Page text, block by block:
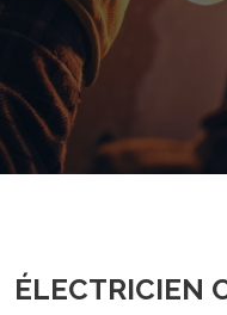
ÉLECTRICIEN